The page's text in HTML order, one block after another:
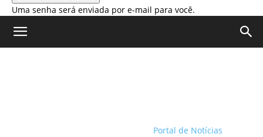
Uma senha será enviada por e-mail para você.
Portal de Notícias